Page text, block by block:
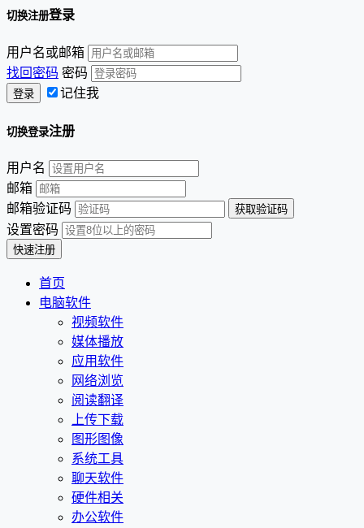
切换注册登录
用户名或邮箱
找回密码 密码
记住我
切换登录注册
用户名
邮箱
邮箱验证码
设置密码
首页
电脑软件
视频软件
媒体播放
应用软件
网络浏览
阅读翻译
上传下载
图形图像
系统工具
聊天软件
硬件相关
办公软件